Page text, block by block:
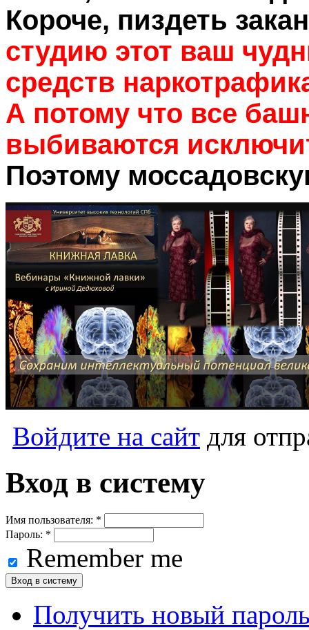
Короче, пиздеть
студию этот ваш
средств
А потому что все
выбиваются
Поэтому
Войдите на сайт для
Вход в систему
Имя пользователя: *
Пароль: *
Remember me
Получить новый